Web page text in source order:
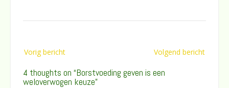
navigatie
Vorig bericht Volgend bericht
4 thoughts on “Borstvoeding geven is een
weloverwogen keuze”